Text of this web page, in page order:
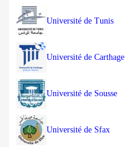
Université de Tunis
Université de Carthage
Université de Sousse
Université de Sfax